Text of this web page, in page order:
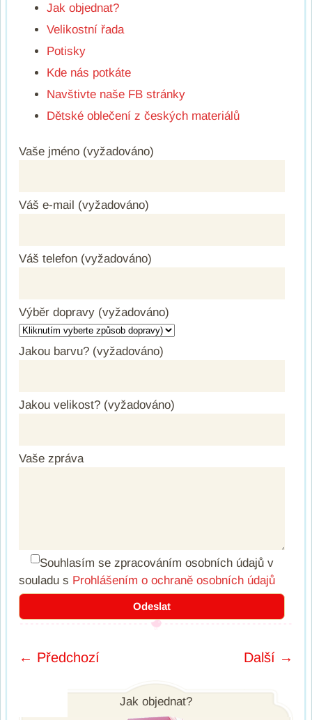
Jak objednat?
Velikostní řada
Potisky
Kde nás potkáte
Navštivte naše FB stránky
Dětské oblečení z českých materiálů
Vaše jméno (vyžadováno)
Váš e-mail (vyžadováno)
Váš telefon (vyžadováno)
Výběr dopravy (vyžadováno)
Jakou barvu? (vyžadováno)
Jakou velikost? (vyžadováno)
Vaše zpráva
Souhlasím se zpracováním osobních údajů v
souladu s Prohlášením o ochraně osobních údajů
← Předchozí Další →
Jak objednat?